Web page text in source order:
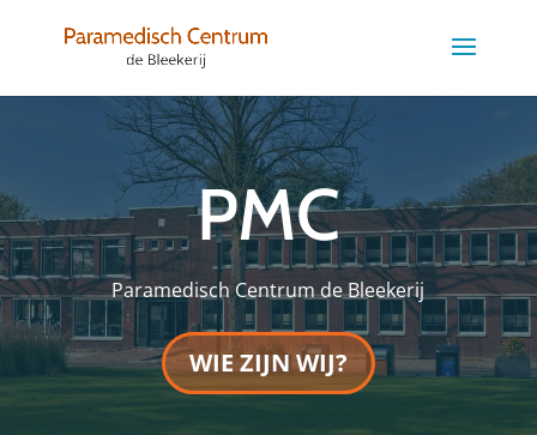
PMC
Paramedisch Centrum de Bleekerij
WIE ZIJN WIJ?